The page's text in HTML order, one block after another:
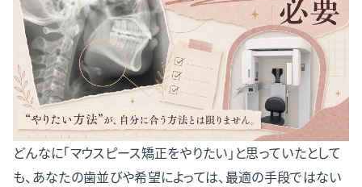
どんなに「マウスピース矯正をやりたい」と思っていたとして
も、あなたの歯並びや希望によっては、最適の手段ではない